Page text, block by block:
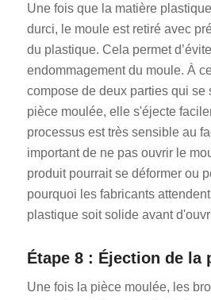
Une fois que la matière
durci, le moule est retiré avec
du plastique. Cela permet
endommagement du moule. À
compose de deux parties qui se
pièce moulée, elle s'éjecte
processus est très sensible au
important de ne pas ouvrir le
produit pourrait se déformer ou
pourquoi les fabricants
plastique soit solide avant
Étape 8 : Éjection de la
Une fois la pièce moulée, les